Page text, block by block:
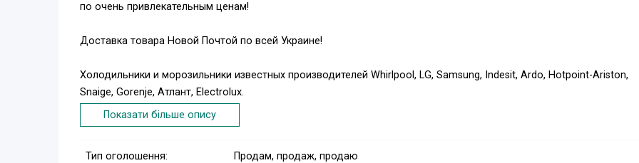
по очень привлекательным ценам!
Доставка товара Новой Почтой по всей Украине!
Холодильники и морозильники известных производителей Whirlpool, LG, Samsung, Indesit, Ardo, Hotpoint-Ariston,
Snaige, Gorenje, Атлант, Electrolux.
300 моделей. От маленьких однокамерных холодильников до вместительных Side-by-Side.
Показати більше опису
Тип оголошення:
Продам, продаж, продаю